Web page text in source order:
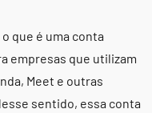
que é uma conta
empresas que utilizam
Meet e outras
sentido, essa conta